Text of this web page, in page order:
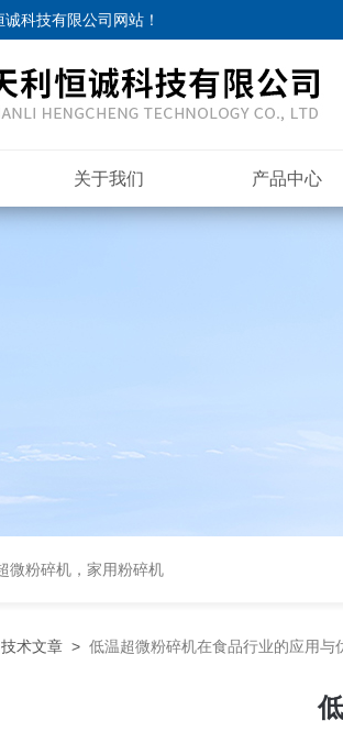
诚科技有限公司网站 ！
关于我们 产品中心
微粉碎机，家用粉碎机
技术文章 > 低温超微粉碎机在食品行业的应用与